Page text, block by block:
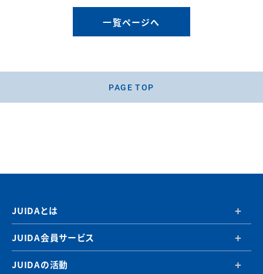
一覧ページへ
PAGE TOP
JUIDAとは
JUIDA会員サービス
JUIDAの活動